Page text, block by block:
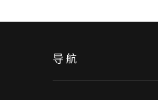
导航